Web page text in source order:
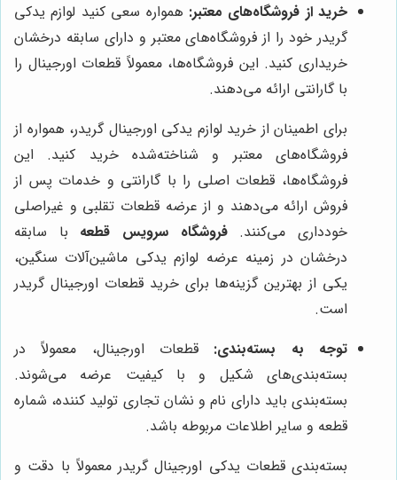
خرید از فروشگاه‌های معتبر: همواره سعی کنید لوازم یدکی
گریدر خود را از فروشگاه‌های معتبر و دارای سابقه درخشان
خریداری کنید. این فروشگاه‌ها، معمولاً قطعات اورجینال را
با گارانتی ارائه می‌دهند.
برای اطمینان از خرید لوازم یدکی اورجینال گریدر، همواره از
فروشگاه‌های معتبر و شناخته‌شده خرید کنید. این
فروشگاه‌ها، قطعات اصلی را با گارانتی و خدمات پس از
فروش ارائه می‌دهند و از عرضه قطعات تقلبی و غیراصلی
خودداری می‌کنند.فروشگاه سرویس قطعه با سابقه
درخشان در زمینه عرضه لوازم یدکی ماشین‌آلات سنگین،
یکی از بهترین گزینه‌ها برای خرید قطعات اورجینال گریدر
است.
توجه به بسته‌بندی: قطعات اورجینال، معمولاً در
بسته‌بندی‌های شکیل و با کیفیت عرضه می‌شوند.
بسته‌بندی باید دارای نام و نشان تجاری تولید کننده، شماره
قطعه و سایر اطلاعات مربوطه باشد.
بسته‌بندی قطعات یدکی اورجینال گریدر معمولاً با دقت و